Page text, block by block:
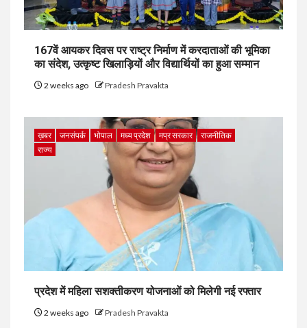
167वें आयकर दिवस पर राष्ट्र निर्माण में करदाताओं की भूमिका
का संदेश, उत्कृष्ट खिलाड़ियों और विद्यार्थियों का हुआ सम्मान
2 weeks ago Pradesh Pravakta
ख़बर जनसंपर्क भोपाल मध्य प्रदेश मप्र सरकार
राजनीतिक
राज्य
प्रदेश में महिला सशक्तीकरण योजनाओं को मिलेगी नई रफ्तार
2 weeks ago Pradesh Pravakta